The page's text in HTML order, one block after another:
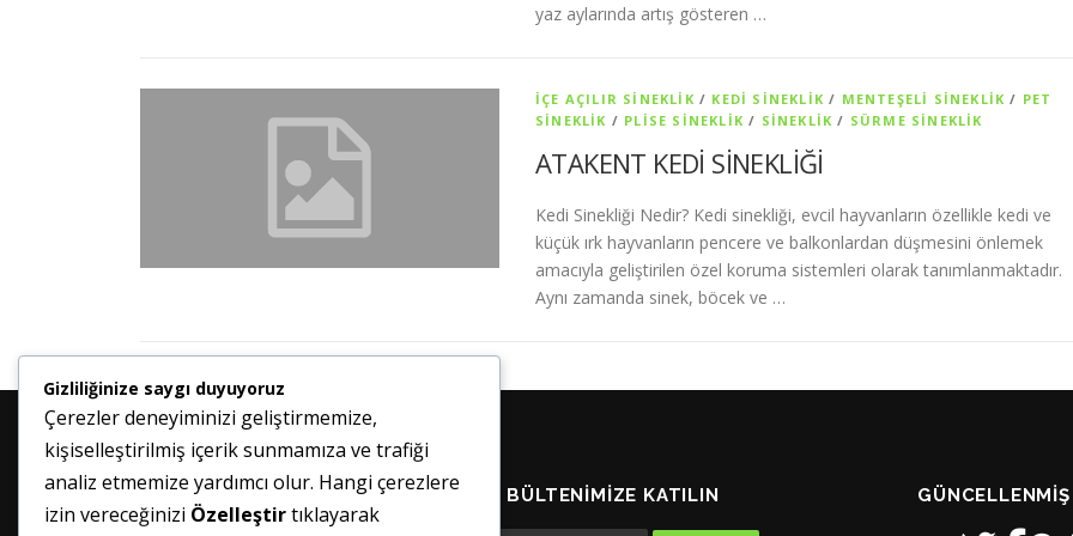
yaz aylarında artış gösteren …
İÇE AÇILIR SINEKLIK / KEDI SINEKLIK / MENTEŞELI SINEKLIK / PET
SİNEKLIK / PLISE SINEKLIK / SİNEKLİK / SÜRME SINEKLIK
ATAKENT KEDİ SİNEKLİĞİ
Kedi Sinekliği Nedir? Kedi sinekliği, evcil hayvanların özellikle kedi ve
küçük ırk hayvanların pencere ve balkonlardan düşmesini önlemek
amacıyla geliştirilen özel koruma sistemleri olarak tanımlanmaktadır.
Aynı zamanda sinek, böcek ve …
HABER BÜLTENIMIZE KATILIN
Gizliliğinize saygı duyuyoruz
Çerezler deneyiminizi geliştirmemize,
kişiselleştirilmiş içerik sunmamıza ve trafiği
analiz etmemize yardımcı olur. Hangi çerezlere
izin vereceğinizi Özelleştirtıklayarak